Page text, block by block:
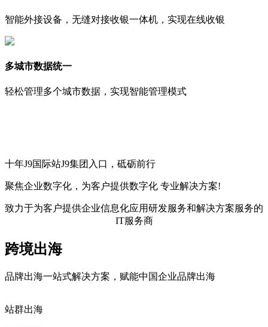
智能外接设备，无缝对接收银一体机，实现在线收银
多城市数据统一
轻松管理多个城市数据，实现智能管理模式
十年J9国际站J9集团入口，砥砺前行
聚焦企业数字化， 为客户提供数字化 专业解决方案!
致力于为客户提供企业信息化应用研发服务和解决方案服务的
IT服务商
跨境出海
品牌出海一站式解决方案，赋能中国企业品牌出海
站群出海